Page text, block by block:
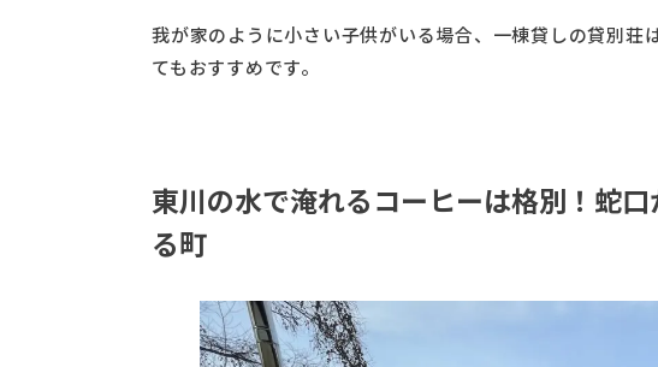
我が家のように小さい子供がいる場合、一棟貸しの貸別荘
てもおすすめです。
東川の水で淹れるコーヒーは格別！蛇
る町